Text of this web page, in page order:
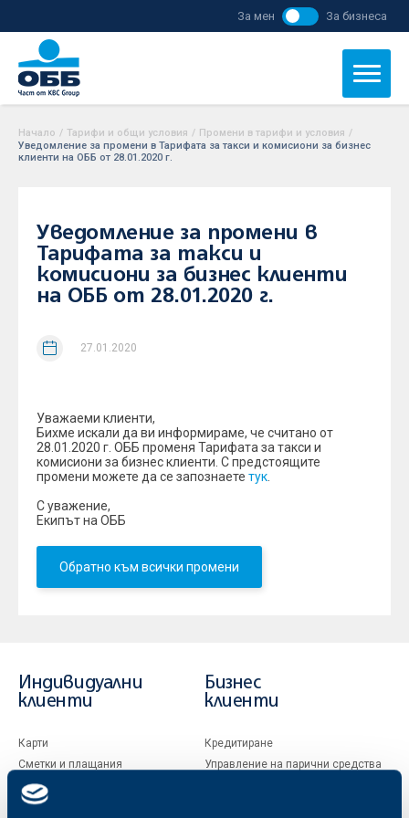
За мен За бизнеса
Начало / Тарифи и общи условия / Промени в тарифи и условия /
Уведомление за промени в Тарифата за такси и комисиони за бизнес
клиенти на ОББ от 28.01.2020 г.
Уведомление за промени в
Тарифата за такси и
комисиони за бизнес клиенти
на ОББ от 28.01.2020 г.
27.01.2020
Уважаеми клиенти,
Бихме искали да ви информираме, че считано от
28.01.2020 г. ОББ променя Тарифата за такси и
комисиони за бизнес клиенти. С предстоящите
промени можете да се запознаете тук
С уважение,
Екипът на ОББ
Обратно към всички промени
Индивидуални
клиенти
Карти
Сметки и плащания
Кредити
Спестявания и инвестиции
Бизнес
клиенти
Кредитиране
Управление на парични средства